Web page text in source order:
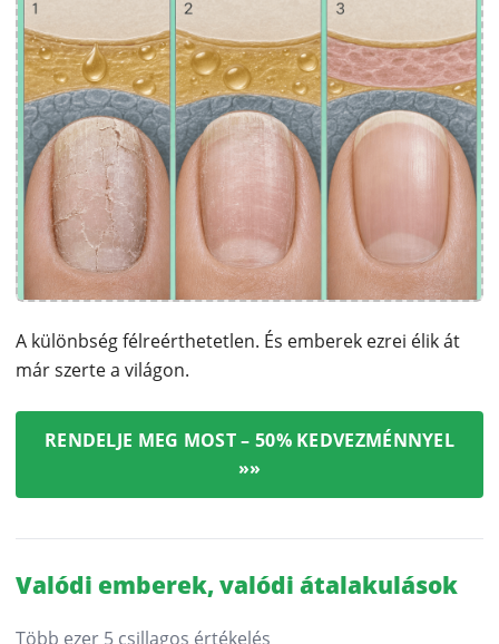
A különbség félreérthetetlen. És emberek ezrei élik át
már szerte a világon.
RENDELJE MEG MOST – 50% KEDVEZMÉNNYEL
»»
Valódi emberek, valódi átalakulások
Több ezer 5 csillagos értékelés